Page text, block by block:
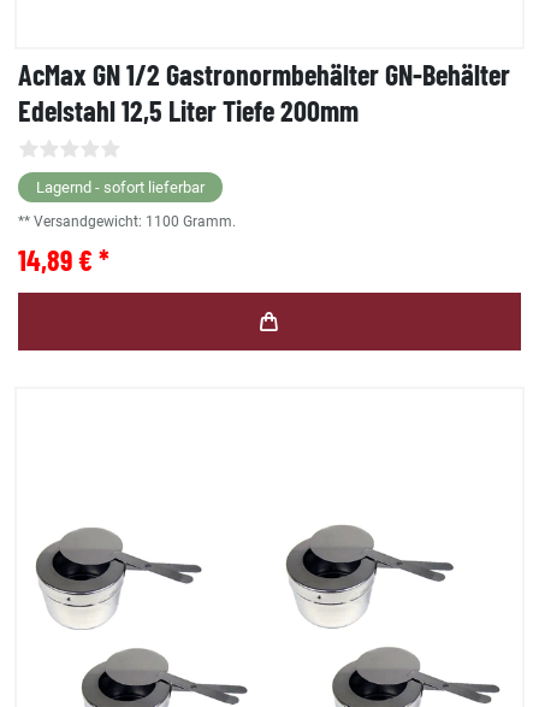
AcMax GN 1/2 Gastronormbehälter GN-Behälter
Edelstahl 12,5 Liter Tiefe 200mm
Lagernd - sofort lieferbar
** Versandgewicht: 1100 Gramm.
14,89 € *